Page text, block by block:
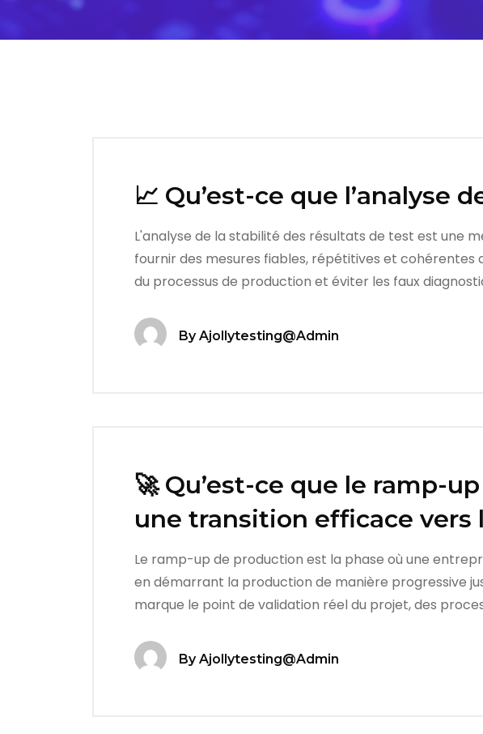
📈 Qu’est-ce que l’analyse
L'analyse de la stabilité des résultats de test est une
fournir des mesures fiables, répétitives et
du processus de production et éviter les faux
ByAjollytesting@admin
🚀 Qu’est-ce que le ramp-
une transition efficace vers
Le ramp-up de production est la phase où une
en démarrant la production de manière progressive
marque le point de validation réel du projet, des
ByAjollytesting@admin